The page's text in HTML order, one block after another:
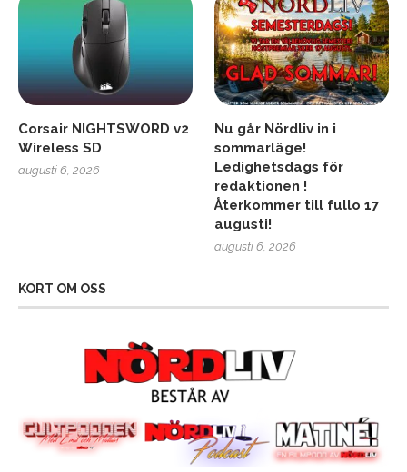
Corsair NIGHTSWORD v2
Wireless SD
augusti 6, 2026
Nu går Nördliv in i
sommarläge!
Ledighetsdags för
redaktionen !
Återkommer till fullo 17
augusti!
augusti 6, 2026
KORT OM OSS